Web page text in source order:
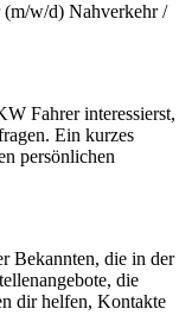
w/d) Nahverkehr /
Fahrer interessierst,
Ein kurzes
persönlichen
Bekannten, die in der
die
dir helfen, Kontakte